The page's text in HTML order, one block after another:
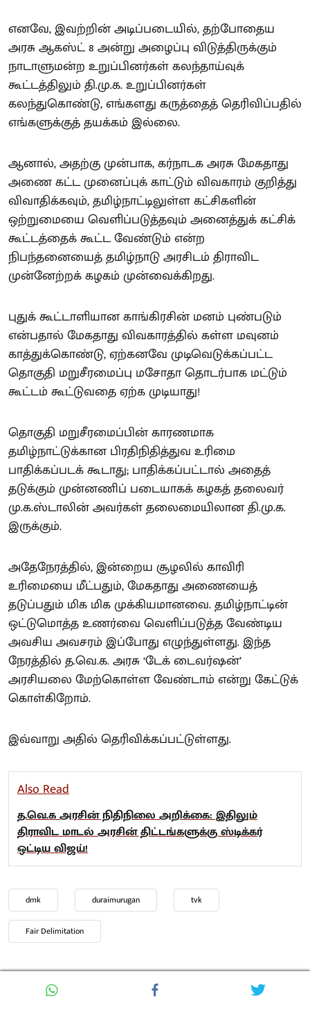
எனவே, இவற்றின் அடிப்படையில், தற்போதைய
அரசு ஆகஸ்ட் 8 அன்று அழைப்பு விடுத்திருக்கும்
நாடாளுமன்ற உறுப்பினர்கள் கலந்தாய்வுக்
கூட்டத்திலும் தி.மு.க. உறுப்பினர்கள்
கலந்துகொண்டு, எங்களது கருத்தைத் தெரிவிப்பதில்
எங்களுக்குத் தயக்கம் இல்லை.
ஆனால், அதற்கு முன்பாக, கர்நாடக அரசு மேகதாது
அணை கட்ட முனைப்புக் காட்டும் விவகாரம் குறித்து
விவாதிக்கவும், தமிழ்நாட்டிலுள்ள கட்சிகளின்
ஒற்றுமையை வெளிப்படுத்தவும் அனைத்துக் கட்சிக்
கூட்டத்தைக் கூட்ட வேண்டும் என்ற
நிபந்தனையைத் தமிழ்நாடு அரசிடம் திராவிட
முன்னேற்றக் கழகம் முன்வைக்கிறது.
புதுக் கூட்டாளியான காங்கிரசின் மனம் புண்படும்
என்பதால் மேகதாது விவகாரத்தில் கள்ள மவுனம்
காத்துக்கொண்டு, ஏற்கனவே முடிவெடுக்கப்பட்ட
தொகுதி மறுசீரமைப்பு மசோதா தொடர்பாக மட்டும்
கூட்டம் கூட்டுவதை ஏற்க முடியாது!
தொகுதி மறுசீரமைப்பின் காரணமாக
தமிழ்நாட்டுக்கான பிரதிநிதித்துவ உரிமை
பாதிக்கப்படக் கூடாது; பாதிக்கப்பட்டால் அதைத்
தடுக்கும் முன்னணிப் படையாகக் கழகத் தலைவர்
மு.க.ஸ்டாலின் அவர்கள் தலைமையிலான தி.மு.க.
இருக்கும்.
அதேநேரத்தில், இன்றைய சூழலில் காவிரி
உரிமையை மீட்பதும், மேகதாது அணையைத்
தடுப்பதும் மிக மிக முக்கியமானவை. தமிழ்நாட்டின்
ஒட்டுமொத்த உணர்வை வெளிப்படுத்த வேண்டிய
அவசிய அவசரம் இப்போது எழுந்துள்ளது. இந்த
நேரத்தில் த.வெ.க. அரசு ‘டேக் டைவர்ஷன்’
அரசியலை மேற்கொள்ள வேண்டாம் என்று கேட்டுக்
கொள்கிறோம்.
இவ்வாறு அதில் தெரிவிக்கப்பட்டுள்ளது.
Also Read
த.வெ.க அரசின் நிதிநிலை அறிக்கை: இதிலும்
திராவிட மாடல் அரசின் திட்டங்களுக்கு ஸ்டிக்கர்
ஒட்டிய விஜய்!
dmk duraimurugan tvk
Fair Delimitation
Trending